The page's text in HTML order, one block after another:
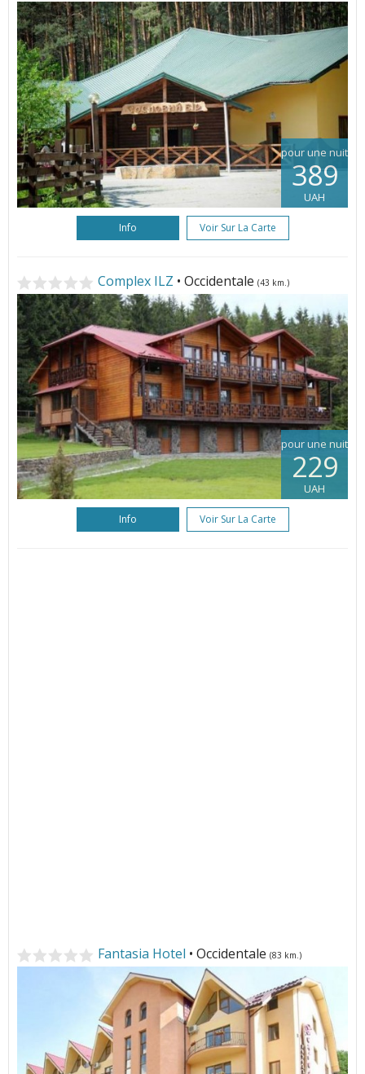
pour une nuit
389
UAH
Info Voir Sur La Carte
Complex ILZ • Occidentale (43 km.)
pour une nuit
229
UAH
Info Voir Sur La Carte
Fantasia Hotel • Occidentale (83 km.)